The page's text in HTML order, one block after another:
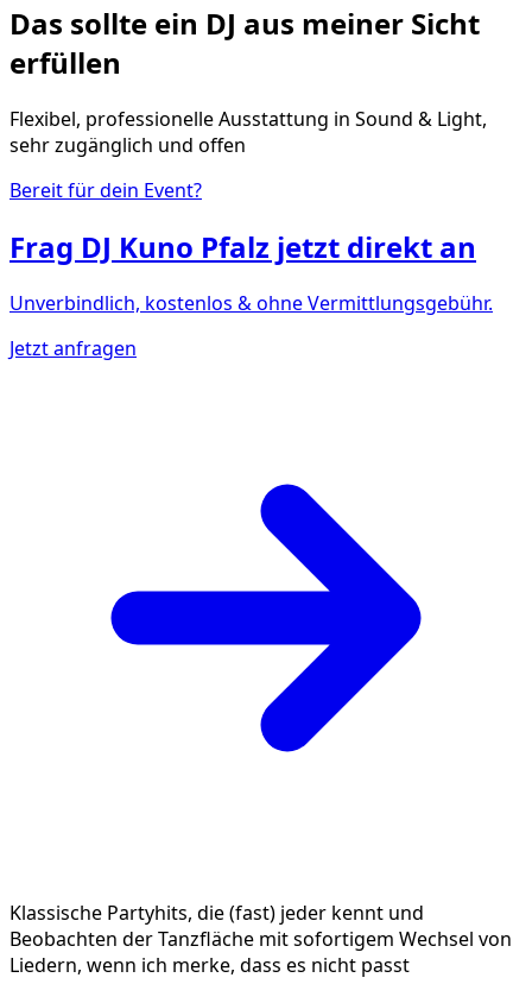
Das sollte ein DJ aus meiner Sicht
erfüllen
Flexibel, professionelle Ausstattung in Sound & Light,
sehr zugänglich und offen
Bereit für dein Event?
Frag DJ Kuno Pfalz jetzt direkt an
Unverbindlich, kostenlos & ohne Vermittlungsgebühr.
Jetzt anfragen
Klassische Partyhits, die (fast) jeder kennt und
Beobachten der Tanzfläche mit sofortigem Wechsel von
Liedern, wenn ich merke, dass es nicht passt